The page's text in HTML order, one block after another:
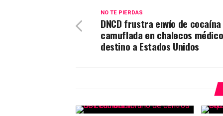
NO TE PIERDAS
DNCD frustra envío de cocaína
camuflada en chalecos
destino a Estados Unidos